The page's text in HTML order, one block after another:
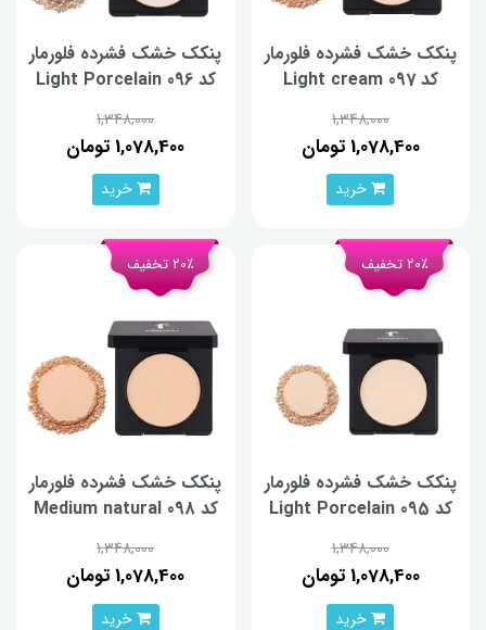
پنکک خشک فشرده فلورمار
کد 097 Light cream
1,348,000
1,078,400 تومان
خرید
پنکک خشک فشرده فلورمار
کد 096 Light Porcelain
1,348,000
1,078,400 تومان
خرید
پنکک خشک فشرده فلورمار
کد 095 Light Porcelain
Beige
1,348,000
1,078,400 تومان
20٪ تخفیف
خرید
پنکک خشک فشرده فلورمار
کد 098 Medium natural
beige
1,348,000
1,078,400 تومان
20٪ تخفیف
خرید